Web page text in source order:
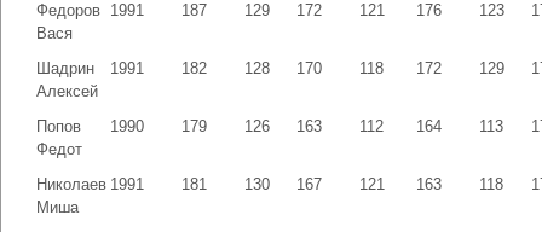
Федоров
Вася
1991 187 129 172 121 176 123
Шадрин
Алексей
1991 182 128 170 118 172 129
Попов
Федот
1990 179 126 163 112 164 113
Николаев
Миша
1991 181 130 167 121 163 118